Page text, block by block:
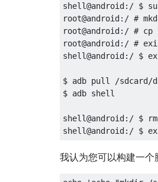
shell@android:/ $ su
root@android:/ #
root@android:/ #
root@android:/ #
shell@android:/ $
$ adb pull /sdcard/
$ adb shell
shell@android:/ $
我认为您可以构建一个